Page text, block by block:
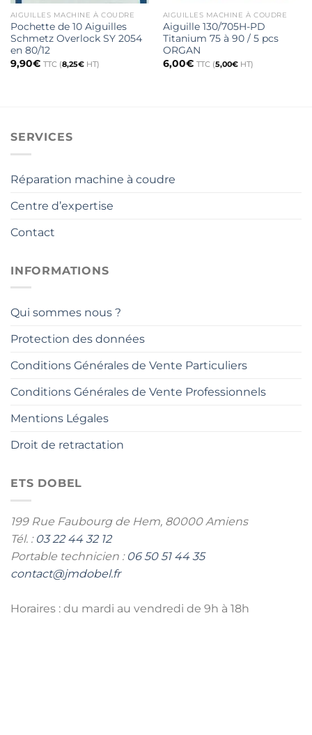
AIGUILLES MACHINE À COUDRE
Pochette de 10 Aiguilles
Schmetz Overlock SY 2054
en 80/12
9,90€ TTC (8,25€HT)
AIGUILLES MACHINE À COUDRE
Aiguille 130/705H-PD
Titanium 75 à 90 / 5 pcs
ORGAN
6,00€ TTC (5,00€HT)
SERVICES
Réparation machine à coudre
Centre d’expertise
Contact
INFORMATIONS
Qui sommes nous ?
Protection des données
Conditions Générales de Vente Particuliers
Conditions Générales de Vente Professionnels
Mentions Légales
Droit de retractation
ETS DOBEL
199 Rue Faubourg de Hem, 80000 Amiens
Tél. : 03 22 44 32 12
Portable technicien : 06 50 51 44 35
contact@jmdobel.fr
Horaires : du mardi au vendredi de 9h à 18h